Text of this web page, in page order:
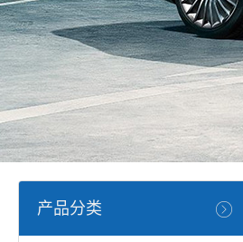
产品分类